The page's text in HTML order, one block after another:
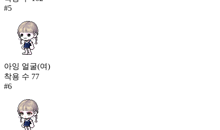
#5
아잉 얼굴(여)
착용 수 77
#6